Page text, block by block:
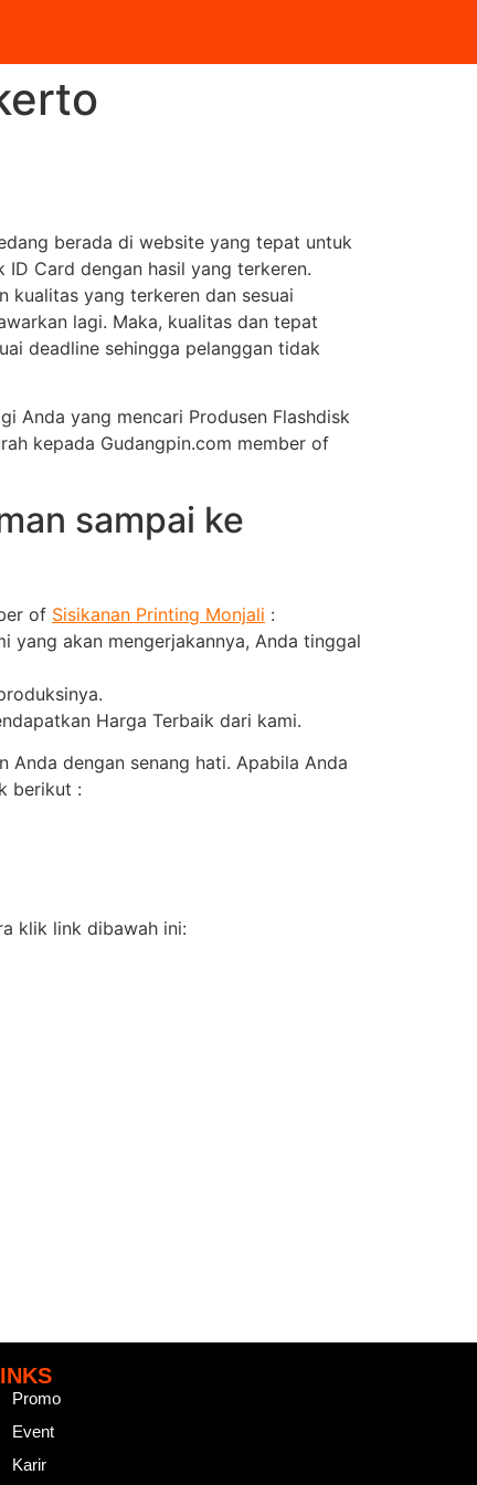
berada di website yang tepat untuk
ID Card dengan hasil yang terkeren.
kualitas yang terkeren dan sesuai
lagi. Maka, kualitas dan tepat
deadline sehingga pelanggan tidak
Anda yang mencari Produsen Flashdisk
kepada Gudangpin.com member of
sampai ke
of Sisikanan Printing Monjali :
yang akan mengerjakannya, Anda tinggal
Harga Terbaik dari kami.
Anda dengan senang hati. Apabila Anda
berikut :
klik link dibawah ini:
Promo
Event
Karir